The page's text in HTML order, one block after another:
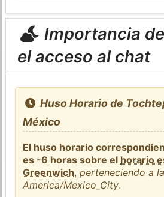
Importancia
el acceso al chat
Huso Horario de
México
El huso horario
es -6 horas sobre el horario
Greenwich,perteneciendo a
America/Mexico_City.